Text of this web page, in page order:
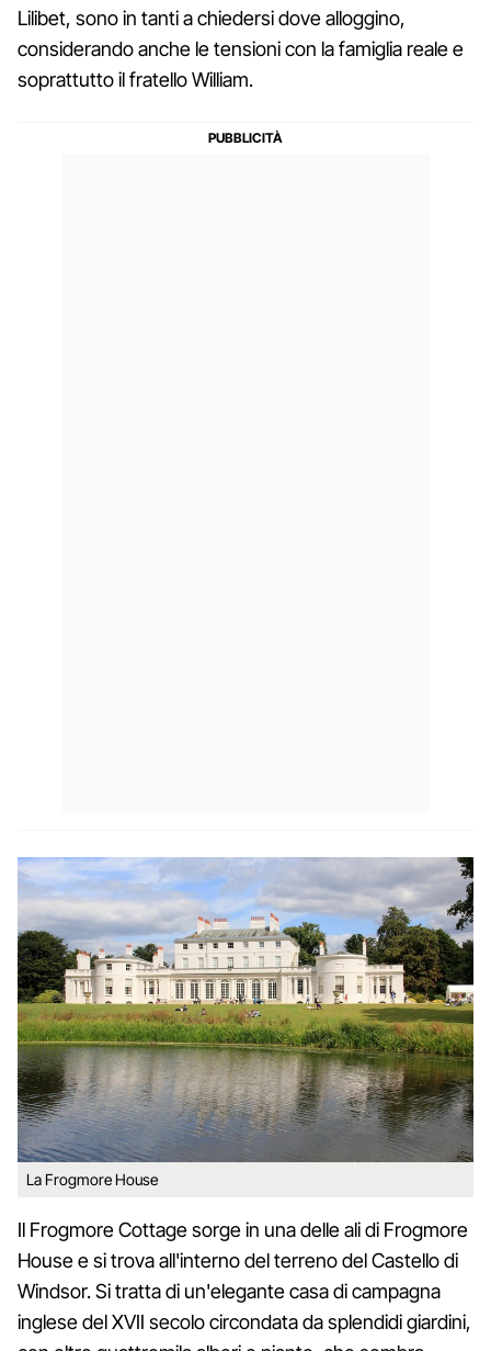
Lilibet, sono in tanti a chiedersi dove alloggino,
considerando anche le tensioni con la famiglia reale e
soprattutto il fratello William.
La Frogmore House
Il Frogmore Cottage sorge in una delle ali di Frogmore
House e si trova all'interno del terreno del Castello di
Windsor. Si tratta di un'elegante casa di campagna
inglese del XVII secolo circondata da splendidi giardini,